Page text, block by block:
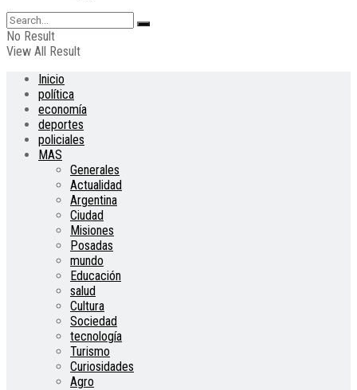
No Result
View All Result
Inicio
política
economía
deportes
policiales
MAS
Generales
Actualidad
Argentina
Ciudad
Misiones
Posadas
mundo
Educación
salud
Cultura
Sociedad
tecnología
Turismo
Curiosidades
Agro